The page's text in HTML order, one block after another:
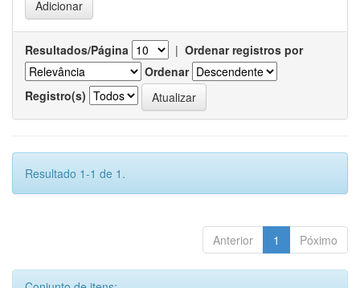
Resultados/Página | Ordenar registros por
Ordenar
Registro(s)
Resultado 1-1 de 1.
Anterior 1 Póximo